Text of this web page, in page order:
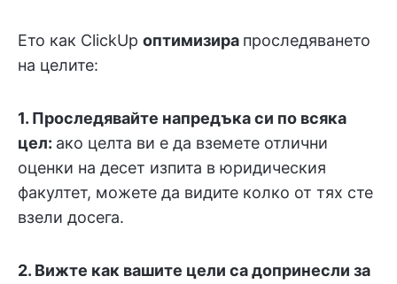
Ето как ClickUp оптимизира проследяването
на целите:
1. Проследявайте напредъка си по всяка
цел: ако целта ви е да вземете отлични
оценки на десет изпита в юридическия
факултет, можете да видите колко от тях сте
взели досега.
2. Вижте как вашите цели са допринесли за